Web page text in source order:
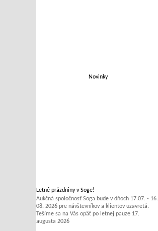
Novinky
Letné prázdniny v Soge!
Aukčná spoločnosť Soga bude v dňoch 17.07. - 16.
08. 2026 pre návštevníkov a klientov uzavretá.
Tešíme sa na Vás opäť po letnej pauze 17.
augusta 2026